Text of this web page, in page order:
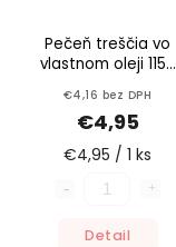
Pečeň treščia vo
vlastnom oleji 115g
€4,16 bez DPH
€4,95
€4,95 / 1 ks
Detail